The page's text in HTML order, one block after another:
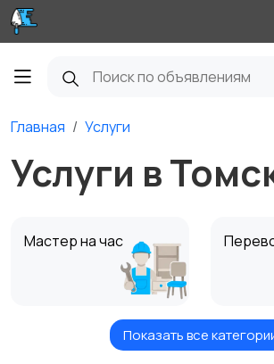
Главная Услуги
Услуги в
Мастер на час
Показать все